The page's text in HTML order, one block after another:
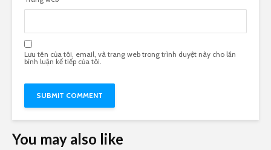
Lưu tên của tôi, email, và trang web trong trình duyệt này cho lần
bình luận kế tiếp của tôi.
You may also like